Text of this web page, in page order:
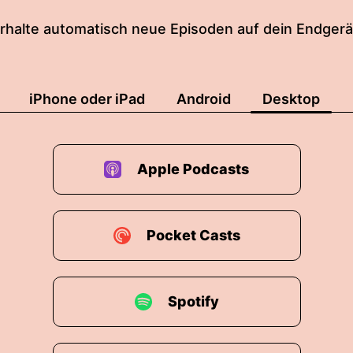
ist natürlich
habe ich mal darüber nachgedacht, dass ich
ein Bier oder irgendeine Suchtmittel vor sich
zum Übrigen.
die jetzt benutzt sozusagen, ob um etwas zu
Frage ganz gut, wie will ich mich danach fühlen?
automatisch neue Episoden auf dein
iPhone oder iPad Android Desktop
Apple Podcasts
Pocket Casts
Spotify